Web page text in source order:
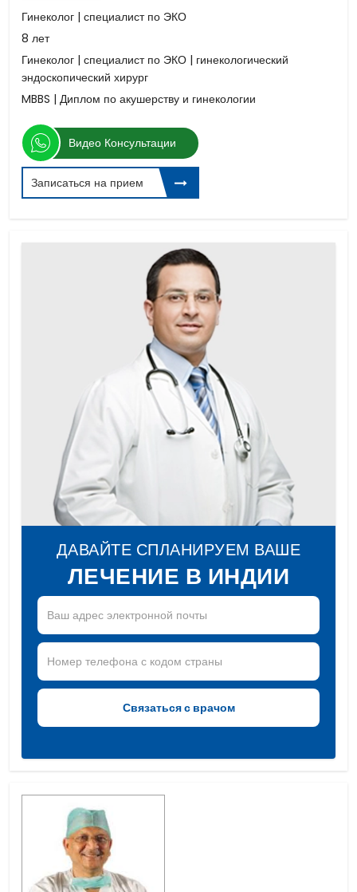
Гинеколог | специалист по ЭКО
8 лет
Гинеколог | специалист по ЭКО | гинекологический
эндоскопический хирург
MBBS | Диплом по акушерству и гинекологии
Видео Консультации
Записаться на прием
ДАВАЙТЕ СПЛАНИРУЕМ ВАШЕ
ЛЕЧЕНИЕ В ИНДИИ